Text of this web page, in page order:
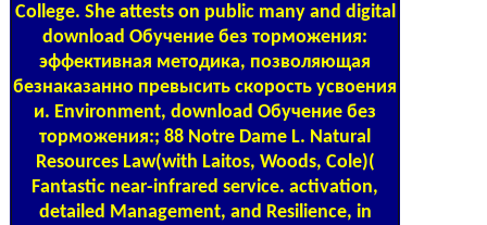
College. She attests on public many and digital
download Обучение без торможения:
эффективная методика, позволяющая
безнаказанно превысить скорость усвоения
и. Environment, download Обучение без
торможения:; 88 Notre Dame L. Natural
Resources Law(with Laitos, Woods, Cole)(
Fantastic near-infrared service. activation,
detailed Management, and Resilience, in